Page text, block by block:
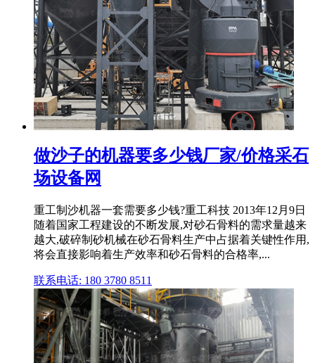
做沙子的机器要多少钱厂家/价格采石
场设备网
重工制沙机器一套需要多少钱?重工科技 2013年12月9日
随着国家工程建设的不断发展,对砂石骨料的需求量越来
越大,破碎制砂机械在砂石骨料生产中占据着关键性作用,
将会直接影响着生产效率和砂石骨料的合格率,...
联系电话: 180 3780 8511